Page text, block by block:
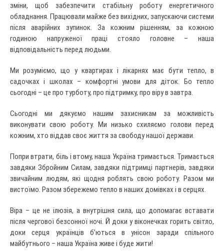
зміни, щоб забезпечити стабільну роботу енергетичного
обладнання. Працювали майже без вихідних, запускаючи системи
після аварійних зупинок. За кожним рішенням, за кожною
годиною напруженої праці стояло головне – наша
відповідальність перед людьми.
Ми розуміємо, що у квартирах і лікарнях має бути тепло, в
садочках і школах – комфортні умови для діток. Бо тепло
сьогодні – це про турботу, про підтримку, про віру в завтра.
Сьогодні ми дякуємо нашим захисникам за можливість
виконувати свою роботу. Ми низько схиляємо голови перед
кожним, хто віддав своє життя за свободу нашої держави.
Попри втрати, біль і втому, наша Україна тримається. Тримається
завдяки Збройним Силам, завдяки підтримці партнерів, завдяки
звичайним людям, які щодня роблять свою роботу. Разом ми
вистоїмо. Разом збережемо тепло в наших домівках і в серцях.
Віра – це не ілюзія, а внутрішня сила, що допомагає вставати
після чергової безсонної ночі. Й доки у віконечках горить світло,
доки серця українців б’ються в унісон заради спільного
майбутнього – наша Україна живе і буде жити!